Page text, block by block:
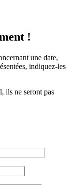
!
une date,
indiquez-les
ils ne seront pas